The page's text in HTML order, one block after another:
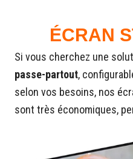
ÉCRAN
Si vous cherchez une
passe-partout,
selon vos besoins, nos
sont très économiques,